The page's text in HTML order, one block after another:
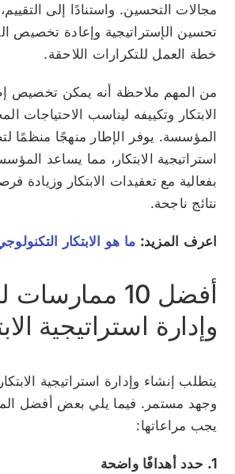
مجالات التحسين. واستنادًا إلى
تحسين الإستراتيجية وإعادة تخصيص
خطة العمل للتكرارات اللاحقة.
من المهم ملاحظة أنه يمكن تخصيص
الابتكار وتكييفه ليناسب الاحتياجات
المؤسسة. يوفر الإطار منهجًا منظمًا
استراتيجية الابتكار، مما يساعد
بفعالية مع تعقيدات الابتكار وزيادة
نتائج ناجحة.
اعرف المزيد: ما هو الابتكار
أفضل 10
وإدارة استراتيجية
يتطلب إنشاء وإدارة استراتيجية
وجهد مستمر. فيما يلي بعض أفضل
يجب مراعاتها:
1. حدد أهدافًا واضحة